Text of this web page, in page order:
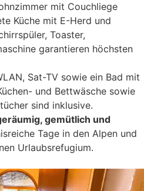
mit Couchliege
Küche mit E-Herd und
Toaster,
garantieren höchsten
Sat-TV sowie ein Bad mit
und Bettwäsche sowie
sind inklusive.
gemütlich und
Tage in den Alpen und
Urlaubsrefugium.